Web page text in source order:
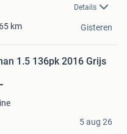
Details
km Gisteren
1.5 136pk 2016 Grijs
5 aug 26